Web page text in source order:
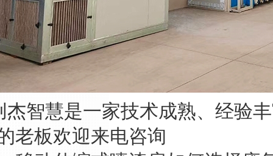
智慧是一家技术成熟、经验
老板欢迎来电咨询